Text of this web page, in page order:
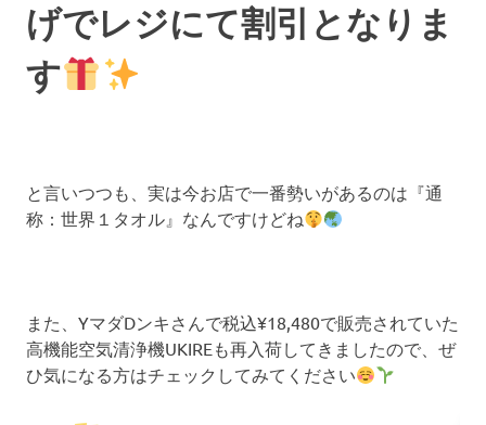
げでレジにて割引となりま
す
と言いつつも、実は今お店で一番勢いがあるのは『通
称：世界１タオル』なんですけどね
また、YマダDンキさんで税込¥18,480で販売されていた
高機能空気清浄機UKIREも再入荷してきましたので、ぜ
ひ気になる方はチェックしてみてください